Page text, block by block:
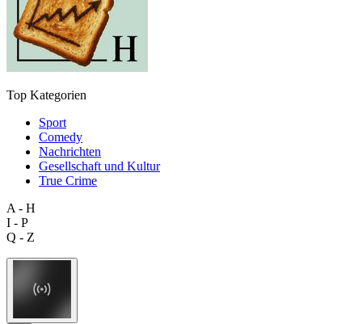
Top Kategorien
Sport
Comedy
Nachrichten
Gesellschaft und Kultur
True Crime
A - H
I - P
Q - Z